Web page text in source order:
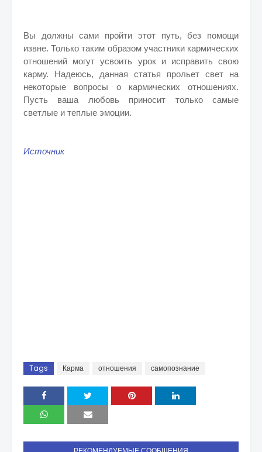
Вы должны сами пройти этот путь, без помощи
извне. Только таким образом участники кармических
отношений могут усвоить урок и исправить свою
карму. Надеюсь, данная статья прольет свет на
некоторые вопросы о кармических отношениях.
Пусть ваша любовь приносит только самые
светлые и теплые эмоции.
Источник
Tags Карма отношения самопознание